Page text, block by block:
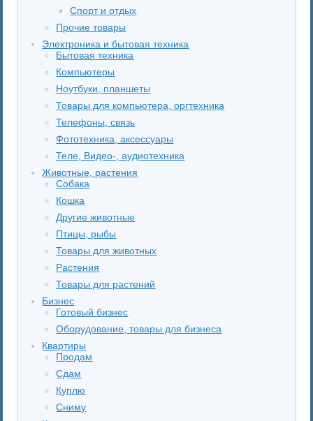
Спорт и отдых
Прочие товары
Электроника и бытовая техника
Бытовая техника
Компьютеры
Ноутбуки, планшеты
Товары для компьютера, оргтехника
Телефоны, связь
Фототехника, аксессуары
Теле, Видео-, аудиотехника
Животные, растения
Собака
Кошка
Другие животные
Птицы, рыбы
Товары для животных
Растения
Товары для растений
Бизнес
Готовый бизнес
Оборудование, товары для бизнеса
Квартиры
Продам
Сдам
Куплю
Сниму